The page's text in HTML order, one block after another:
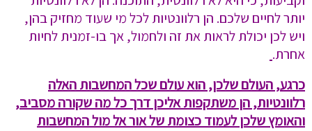
יותר לחיים שלכם. הן רלוונטיות לכל מי שעוד מחזיק בהן,
ויש לכן יכולת לראות את זה ולחמול, אך בו-זמנית לחיות
אחרת.
כרגע, העולם שלכן, הוא עולם שכל המחשבות האלה
רלוונטיות, הן משתקפות אליכן דרך כל מה שקורה מסביב,
והאומץ שלכן לעמוד כצומת של אור אל מול המחשבות